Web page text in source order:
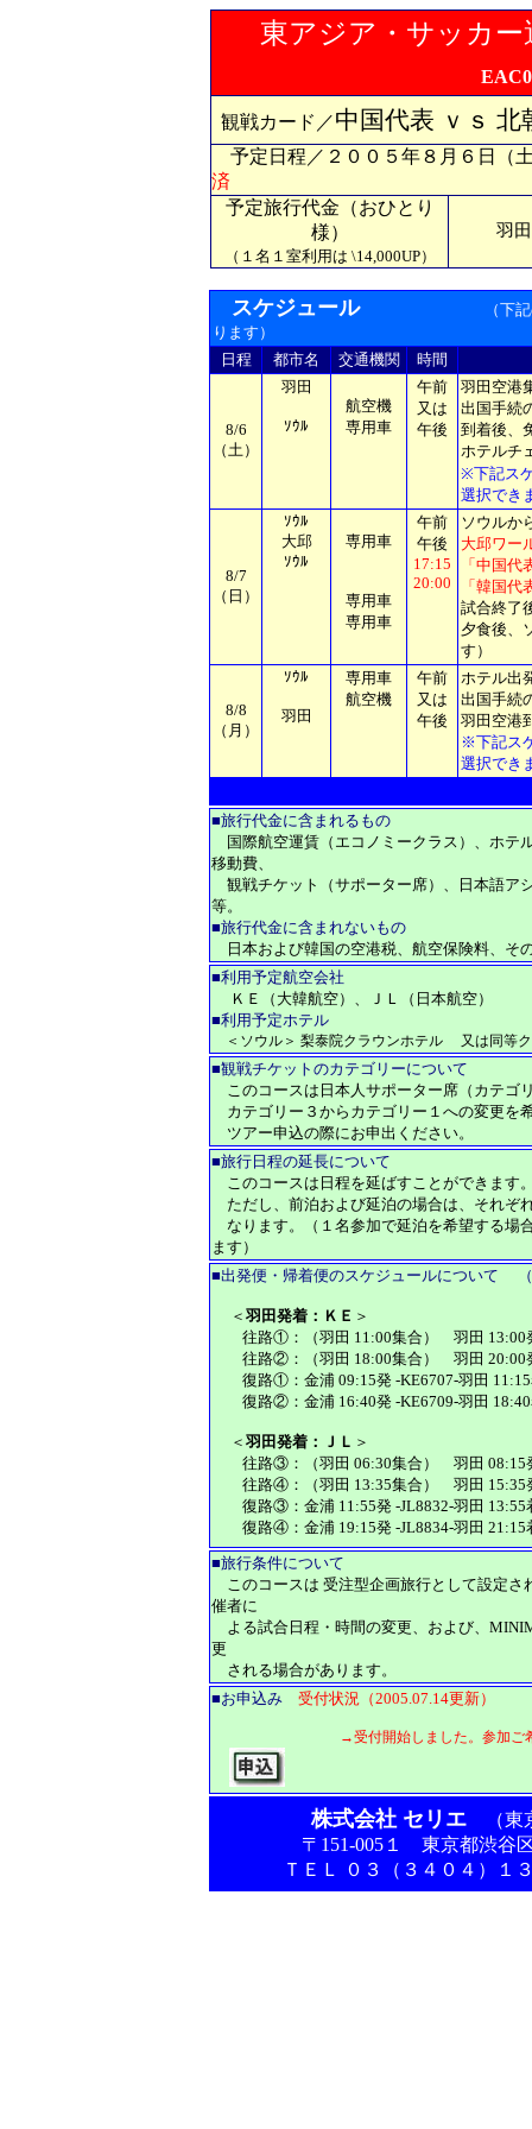
東アジア・サッカー
観戦カード／中国代表 ｖｓ
予定日程／２００５年８月６日
済
予定旅行代金（おひとり
様）
（１名１室利用は \14,000UP）
羽
スケジュール
（下
ります）
日程
都市名 交通機関 時間
8/6
（土）
羽田
ｿｳﾙ
航空機
専用車
午前
又は
午後
羽田空港
出国手続
到着後、
ホテルチ
※下記ス
選択でき
8/7
（日）
ｿｳﾙ
大邱
ｿｳﾙ
専用車
専用車
専用車
午前
午後
17:15
20:00
ソウルか
大邱ワー
「中国
「韓国
試合終了
夕食後、
す）
8/8
（月）
ｿｳﾙ
羽田
専用車
航空機
午前
又は
午後
ホテル出
出国手続
羽田空港
※下記ス
選択でき
■旅行代金に含まれるもの
国際航空運賃（エコノミークラス）、ホテ
移動費、
観戦チケット（サポーター席）、日本語ア
等。
■旅行代金に含まれないもの
日本および韓国の空港税、航空保険料、そ
■利用予定航空会社
ＫＥ（大韓航空）、ＪＬ（日本航空）
■利用予定ホテル
＜ソウル＞ 梨泰院クラウンホテル 又は 同等
■観戦チケットのカテゴリーについて
このコースは日本人サポーター席（カテゴ
カテゴリー３からカテゴリー１への変更を
ツアー申込の際にお申出ください。
■旅行日程の延長について
このコースは日程を延ばすことができます
ただし、前泊および延泊の場合は、それぞ
なります。（１名参加で延泊を希望する場
ます）
■出発便・帰着便のスケジュールについて
＜ 羽田発着：ＫＥ ＞
往路①：（羽田 11:00集合） 羽田 13:00発
往路②：（羽田 18:00集合） 羽田 20:00発
復路①：金浦 09:15発 -KE6707-羽田
復路②：金浦 16:40発 -KE6709-羽田
＜ 羽田発着：ＪＬ ＞
往路③：（羽田 06:30集合） 羽田 08:15発
往路④：（羽田 13:35集合） 羽田 15:35発
復路③：金浦 11:55発 -JL8832-羽田
復路④：金浦 19:15発 -JL8834-羽田
■旅行条件について
このコースは 受注型企画旅行として設定
催者に
よる試合日程・時間の変更、および、
更
される場合があります。
■お申込み 受付状況（2005.07.14更新）
→受付開始しました。参加ご希望の
株式会社 セリエ
（
〒 151-005１ 東京都渋谷
ＴＥＬ ０３（３４０４）１